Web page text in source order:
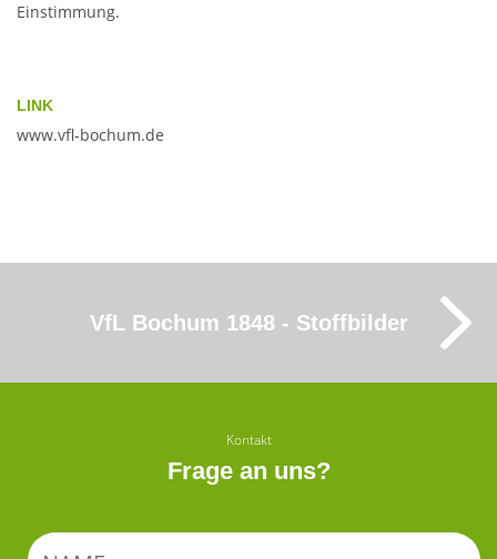
Einstimmung.
LINK
www.vfl-bochum.de
VfL Bochum 1848 - Stoffbilder
Kontakt
Frage an uns?